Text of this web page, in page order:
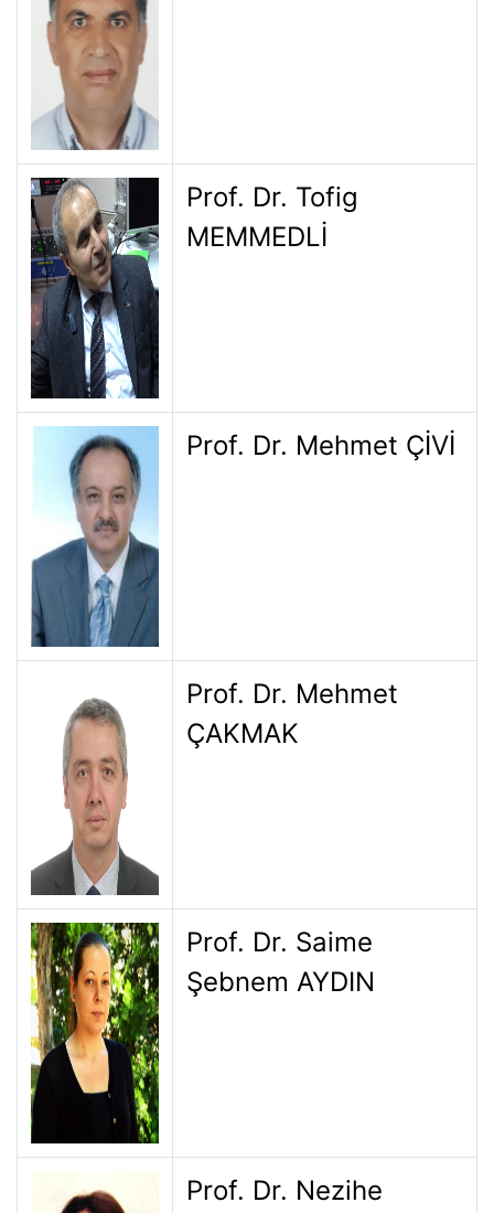
Prof. Dr. Tofig
MEMMEDLİ
Prof. Dr. Mehmet ÇİVİ
Prof. Dr. Mehmet
ÇAKMAK
Prof. Dr. Saime
Şebnem AYDIN
Prof. Dr. Nezihe